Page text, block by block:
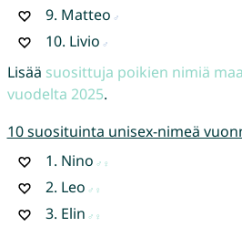
9. Matteo
10. Livio
Lisää suosittuja poikien nimiä
vuodelta 2025.
10 suosituinta unisex-nimeä
1. Nino
2. Leo
3. Elin